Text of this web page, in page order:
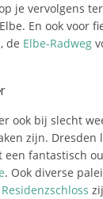
je vervolgens
En ook voor
de Elbe-Radweg
ook bij slecht
zijn.
een fantastisch
. Ook diverse
Residenzschloss